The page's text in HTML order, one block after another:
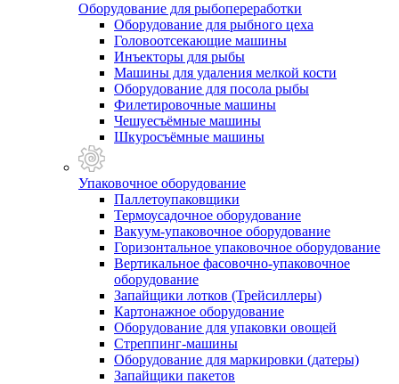
Оборудование для рыбопереработки
Оборудование для рыбного цеха
Головоотсекающие машины
Инъекторы для рыбы
Машины для удаления мелкой кости
Оборудование для посола рыбы
Филетировочные машины
Чешуесъёмные машины
Шкуросъёмные машины
Упаковочное оборудование
Паллетоупаковщики
Термоусадочное оборудование
Вакуум-упаковочное оборудование
Горизонтальное упаковочное оборудование
Вертикальное фасовочно-упаковочное
оборудование
Запайщики лотков (Трейсиллеры)
Картонажное оборудование
Оборудование для упаковки овощей
Стреппинг-машины
Оборудование для маркировки (датеры)
Запайщики пакетов